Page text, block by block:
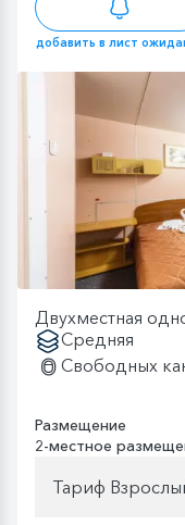
добавить в лист
Двухместная
Средняя
Свободных
Размещение
2-местное
Тариф